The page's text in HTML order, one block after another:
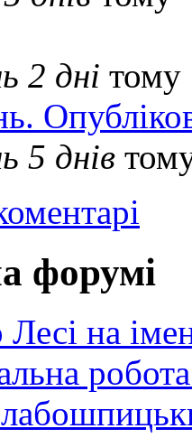
2 дні тому
5 днів
форумі
на